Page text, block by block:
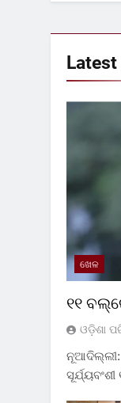
Latest
ଖେଳ
୧୧
ଓଡ଼ିଶା
ନୂଆଦିଲ୍ଲୀ: